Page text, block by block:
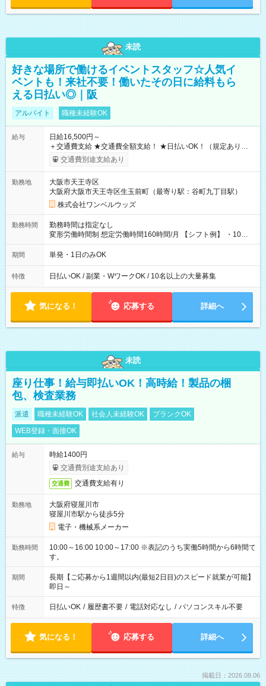
未読
好きな場所で働けるイベントスタッフ☆人気イ
ベントも！来社不要！働いたその日に給料もら
える日払い◎｜阪
アルバイト 職種未経験OK
給与
日給16,500円～
＋交通費支給 ★交通費全額支給！ ★日払いOK！（規定あり） ┗
働いたその日に現金GET♪ お仕事後はコンビニATMから 日払
交通費別途支給あり
勤務地
大阪市天王寺区
大阪府大阪市天王寺区生玉前町（最寄り駅：谷町九丁目駅）
株式会社ワンベルウッズ
勤務時間
勤務時間は指定なし
変形労働時間制 想定労働時間160時間/月 【シフト例】 ・10：
00～20：00
期間 単発・1日のみOK
特徴 日払いOK / 副業・WワークOK / 10名以上の大量募集
気になる！ 応募する 詳細へ
未読
座り仕事！給与即払いOK！高時給！製品の梱
包、検査業務
派遣 職種未経験OK 社会人未経験OK
ブランクOK
WEB登録・面接OK
給与
時給1400円
交通費別途支給あり
交通費 交通費支給有り
勤務地
大阪府寝屋川市
寝屋川市駅から徒歩5分
電子・機械系メーカー
勤務時間
10:00～16:00 10:00～17:00 ※表記のうち実働5時間から6時間で
す。
期間
長期【ご応募から1週間以内(最短2日目)のスピード就業が可能】
即日～
特徴 日払いOK / 履歴書不要 / 電話対応なし / パソコンスキル不要
気になる！ 応募する 詳細へ
掲載日：2026.08.06